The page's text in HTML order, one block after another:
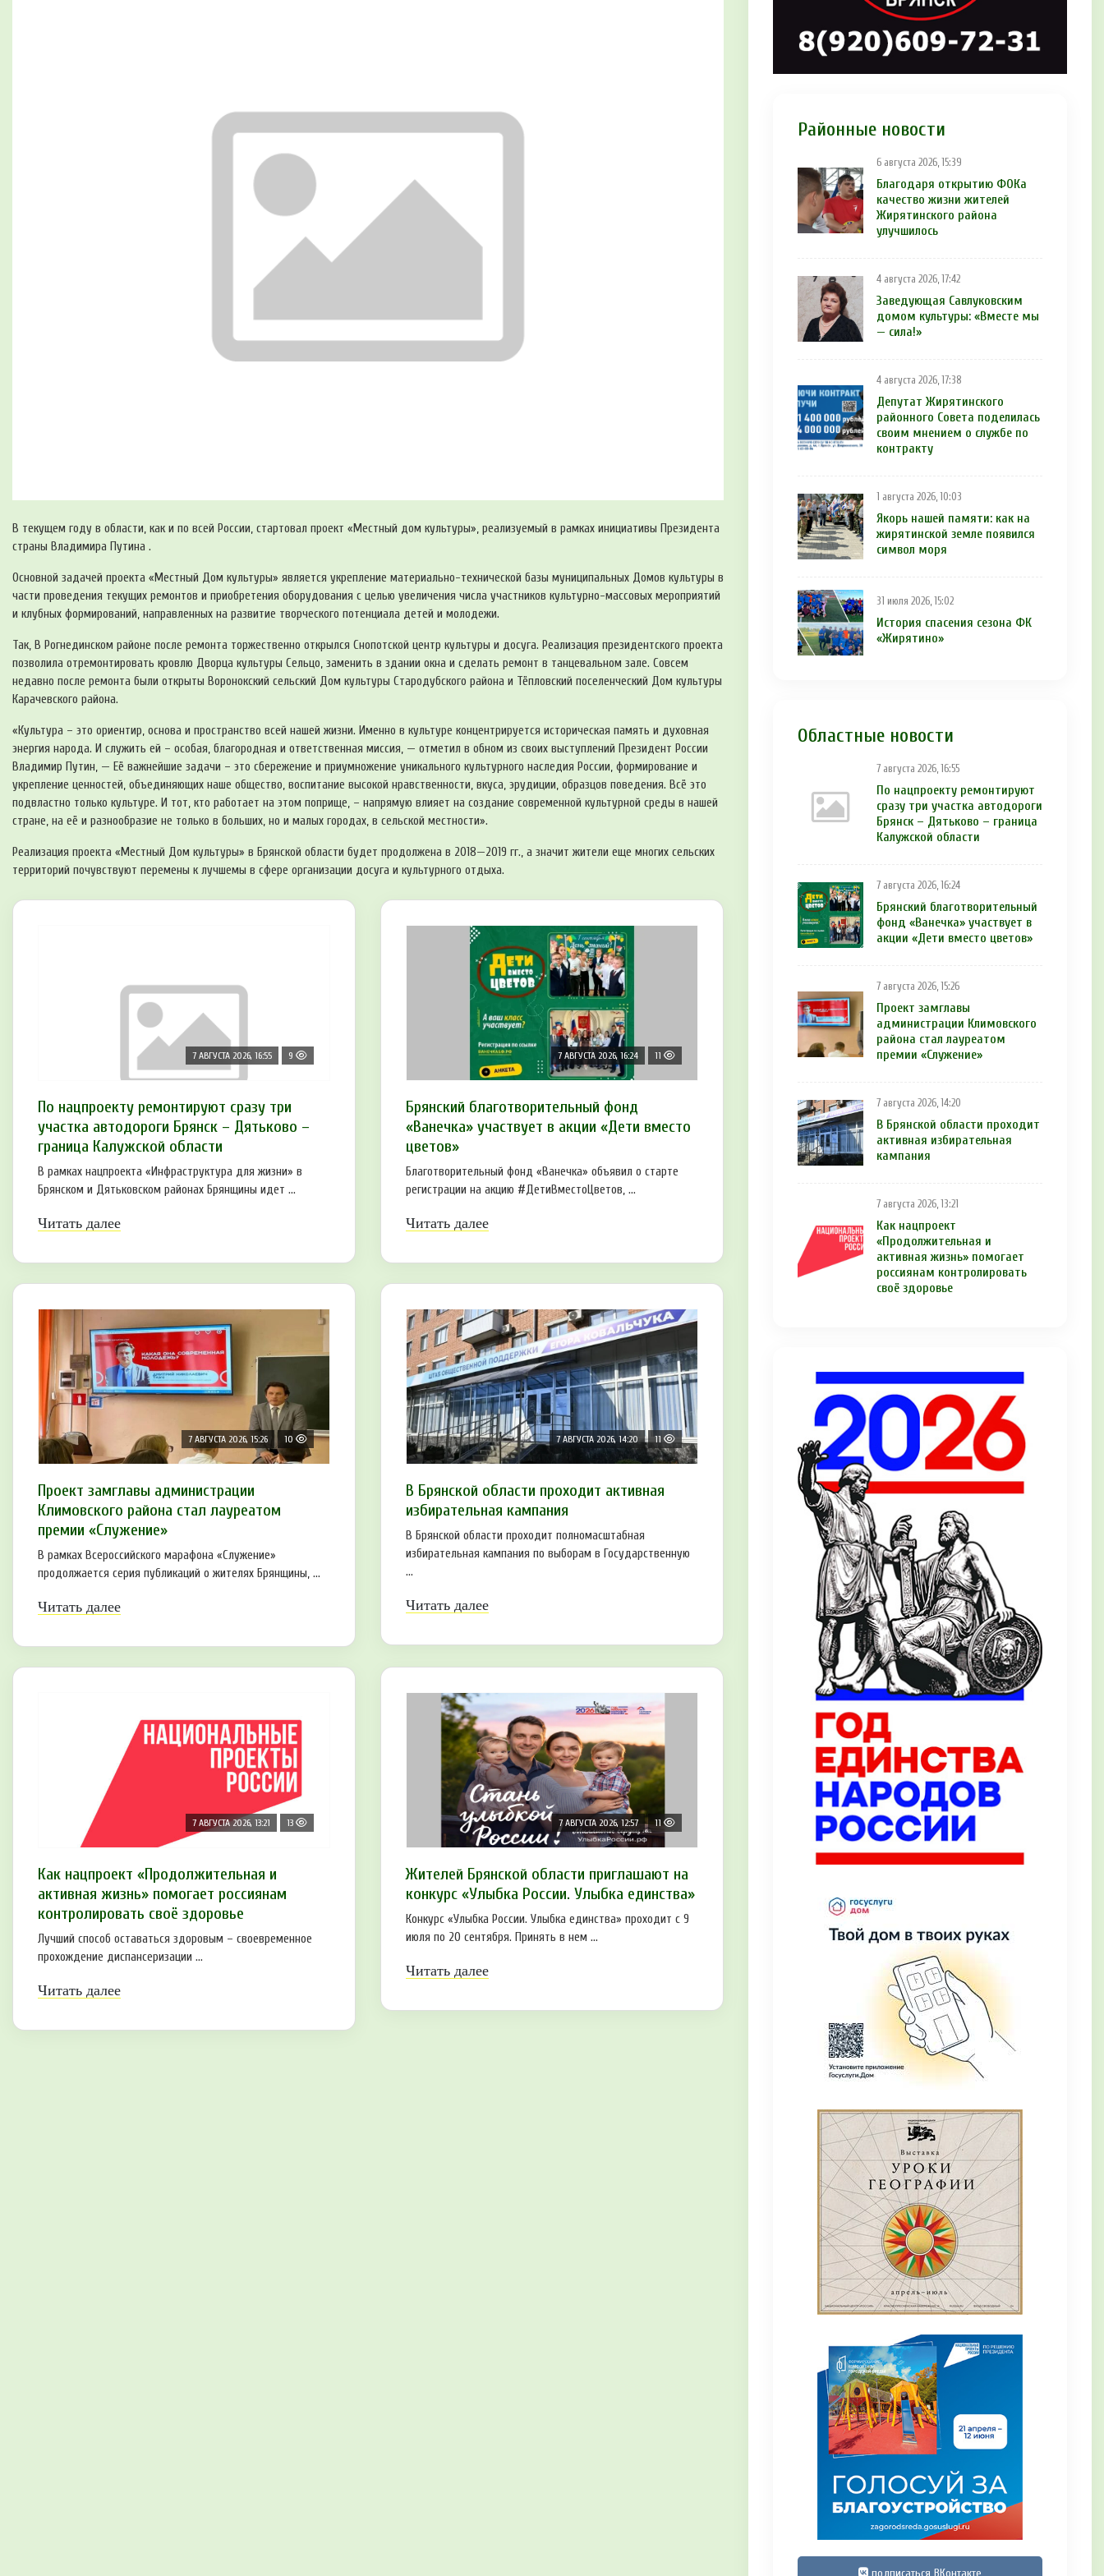
В текущем году в области, как и по всей России, стартовал проект «Местный дом культуры», реализуемый в рамках инициативы Президента
страны Владимира Путина .
Основной задачей проекта «Местный Дом культуры» является укрепление материально-технической базы муниципальных Домов культуры в
части проведения текущих ремонтов и приобретения оборудования с целью увеличения числа участников культурно-массовых мероприятий
и клубных формирований, направленных на развитие творческого потенциала детей и молодежи.
Так, В Рогнединском районе после ремонта торжественно открылся Снопотской центр культуры и досуга. Реализация президентского проекта
позволила отремонтировать кровлю Дворца культуры Сельцо, заменить в здании окна и сделать ремонт в танцевальном зале. Совсем
недавно после ремонта были открыты Воронокский сельский Дом культуры Стародубского района и Тёпловский поселенческий Дом культуры
Карачевского района.
«Культура – это ориентир, основа и пространство всей нашей жизни. Именно в культуре концентрируется историческая память и духовная
энергия народа. И служить ей – особая, благородная и ответственная миссия, — отметил в обном из своих выступлений Президент России
Владимир Путин, — Её важнейшие задачи – это сбережение и приумножение уникального культурного наследия России, формирование и
укрепление ценностей, объединяющих наше общество, воспитание высокой нравственности, вкуса, эрудиции, образцов поведения. Всё это
подвластно только культуре. И тот, кто работает на этом поприще, – напрямую влияет на создание современной культурной среды в нашей
стране, на её и разнообразие не только в больших, но и малых городах, в сельской местности».
Реализация проекта «Местный Дом культуры» в Брянской области будет продолжена в 2018—2019 гг., а значит жители еще многих сельских
территорий почувствуют перемены к лучшемы в сфере организации досуга и культурного отдыха.
7 АВГУСТА 2026, 16:55 9
По нацпроекту ремонтируют сразу три
участка автодороги Брянск – Дятьково –
граница Калужской области
В рамках нацпроекта «Инфраструктура для жизни» в
Брянском и Дятьковском районах Брянщины идет ...
Читать далее
7 АВГУСТА 2026, 16:24 11
Брянский благотворительный фонд
«Ванечка» участвует в акции «Дети вместо
цветов»
Благотворительный фонд «Ванечка» объявил о старте
регистрации на акцию #ДетиВместоЦветов, ...
Читать далее
7 АВГУСТА 2026, 15:26 10
Проект замглавы администрации
Климовского района стал лауреатом
премии «Служение»
В рамках Всероссийского марафона «Служение»
продолжается серия публикаций о жителях Брянщины, ...
Читать далее
7 АВГУСТА 2026, 14:20 11
В Брянской области проходит активная
избирательная кампания
В Брянской области проходит полномасштабная
избирательная кампания по выборам в Государственную
...
Читать далее
7 АВГУСТА 2026, 13:21 13
Как нацпроект «Продолжительная и
активная жизнь» помогает россиянам
контролировать своё здоровье
Лучший способ оставаться здоровым – своевременное
прохождение диспансеризации ...
Читать далее
7 АВГУСТА 2026, 12:57 11
Жителей Брянской области приглашают на
конкурс «Улыбка России. Улыбка единства»
Конкурс «Улыбка России. Улыбка единства» проходит с 9
июля по 20 сентября. Принять в нем ...
Читать далее
Районные новости
6 августа 2026, 15:39
Благодаря открытию ФОКа
качество жизни жителей
Жирятинского района
улучшилось
4 августа 2026, 17:42
Заведующая Савлуковским
домом культуры: «Вместе мы
— сила!»
4 августа 2026, 17:38
Депутат Жирятинского
районного Совета поделилась
своим мнением о службе по
контракту
1 августа 2026, 10:03
Якорь нашей памяти: как на
жирятинской земле появился
символ моря
31 июля 2026, 15:02
История спасения сезона ФК
«Жирятино»
Областные новости
7 августа 2026, 16:55
По нацпроекту ремонтируют
сразу три участка автодороги
Брянск – Дятьково – граница
Калужской области
7 августа 2026, 16:24
Брянский благотворительный
фонд «Ванечка» участвует в
акции «Дети вместо цветов»
7 августа 2026, 15:26
Проект замглавы
администрации Климовского
района стал лауреатом
премии «Служение»
7 августа 2026, 14:20
В Брянской области проходит
активная избирательная
кампания
7 августа 2026, 13:21
Как нацпроект
«Продолжительная и
активная жизнь» помогает
россиянам контролировать
своё здоровье